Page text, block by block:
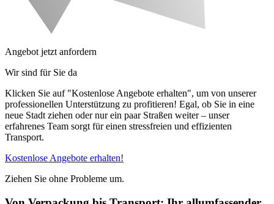
Angebot jetzt anfordern
Wir sind für Sie da
Klicken Sie auf "Kostenlose Angebote erhalten", um von unserer
professionellen Unterstützung zu profitieren! Egal, ob Sie in eine
neue Stadt ziehen oder nur ein paar Straßen weiter – unser
erfahrenes Team sorgt für einen stressfreien und effizienten
Transport.
Kostenlose Angebote erhalten!
Ziehen Sie ohne Probleme um.